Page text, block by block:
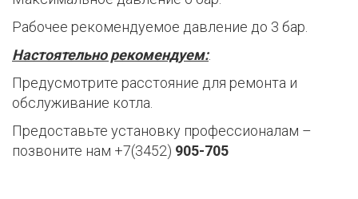
Рабочее рекомендуемое давление до 3 бар.
Настоятельно рекомендуем:.
Предусмотрите расстояние для ремонта и
обслуживание котла.
Предоставьте установку профессионалам –
позвоните нам +7(3452) 905-705